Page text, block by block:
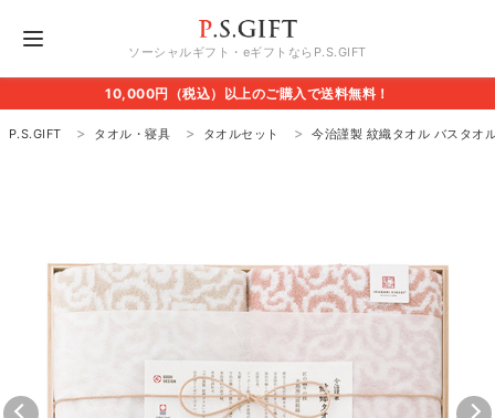
ソーシャルギフト・eギフトならP.S.GIFT
10,000円（税込）以上のご購入で送料無料！
P.S.GIFT タオル・寝具 タオルセット 今治謹製 紋織タオル バスタオ